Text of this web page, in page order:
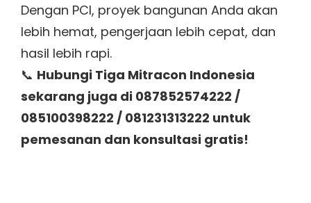
Dengan PCI, proyek bangunan Anda akan
lebih hemat, pengerjaan lebih cepat, dan
hasil lebih rapi.
📞 Hubungi Tiga Mitracon Indonesia
sekarang juga di 087852574222 /
085100398222 / 081231313222 untuk
pemesanan dan konsultasi gratis!